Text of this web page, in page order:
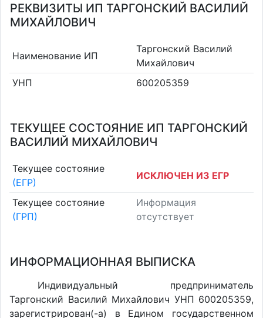
РЕКВИЗИТЫ ИП ТАРГОНСКИЙ ВАСИЛИЙ
МИХАЙЛОВИЧ
Наименование ИП
Таргонский Василий
Михайлович
УНП
600205359
ТЕКУЩЕЕ СОСТОЯНИЕ ИП ТАРГОНСКИЙ
ВАСИЛИЙ МИХАЙЛОВИЧ
Текущее состояние
(ЕГР)
ИСКЛЮЧЕН ИЗ ЕГР
Текущее состояние
(ГРП)
Информация
отсутствует
ИНФОРМАЦИОННАЯ ВЫПИСКА
Индивидуальный предприниматель
Таргонский Василий Михайлович УНП 600205359,
зарегистрирован(-а) в Едином государственном